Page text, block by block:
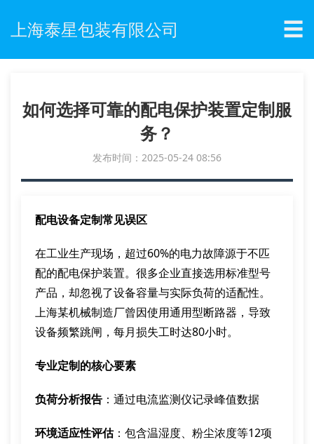
上海泰星包装有限公司 ☰
如何选择可靠的配电保护装置定制服
务？
发布时间：2025-05-24 08:56
配电设备定制常见误区
在工业生产现场，超过60%的电力故障源于不匹
配的配电保护装置。很多企业直接选用标准型号
产品，却忽视了设备容量与实际负荷的适配性。
上海某机械制造厂曾因使用通用型断路器，导致
设备频繁跳闸，每月损失工时达80小时。
专业定制的核心要素
负荷分析报告 ：通过电流监测仪记录峰值数据
环境适应性评估：包含温湿度、粉尘浓度等12项